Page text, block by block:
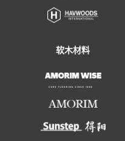
地面装饰材料